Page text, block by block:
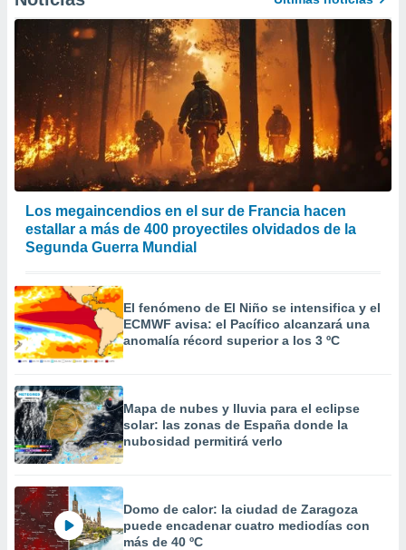
Los megaincendios en el sur de Francia hacen
estallar a más de 400 proyectiles olvidados de la
Segunda Guerra Mundial
El fenómeno de El Niño se intensifica y el
ECMWF avisa: el Pacífico alcanzará una
anomalía récord superior a los 3 ºC
Mapa de nubes y lluvia para el eclipse
solar: las zonas de España donde la
nubosidad permitirá verlo
Domo de calor: la ciudad de Zaragoza
puede encadenar cuatro mediodías con
más de 40 ºC